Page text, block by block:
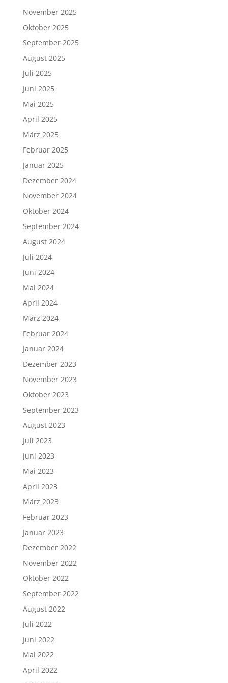
November 2025
Oktober 2025
September 2025
August 2025
Juli 2025
Juni 2025
Mai 2025
April 2025
März 2025
Februar 2025
Januar 2025
Dezember 2024
November 2024
Oktober 2024
September 2024
August 2024
Juli 2024
Juni 2024
Mai 2024
April 2024
März 2024
Februar 2024
Januar 2024
Dezember 2023
November 2023
Oktober 2023
September 2023
August 2023
Juli 2023
Juni 2023
Mai 2023
April 2023
März 2023
Februar 2023
Januar 2023
Dezember 2022
November 2022
Oktober 2022
September 2022
August 2022
Juli 2022
Juni 2022
Mai 2022
April 2022